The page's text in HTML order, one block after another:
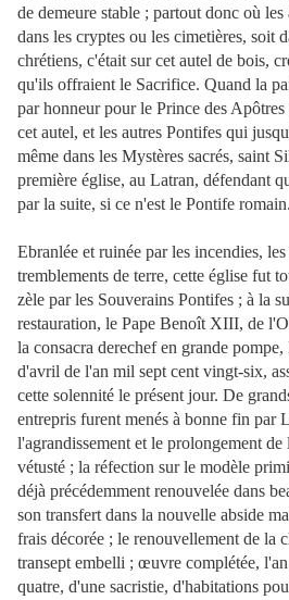
de demeure stable ; partout donc où
dans les cryptes ou les cimetières, soit
chrétiens, c'était sur cet autel de bois,
qu'ils offraient le Sacrifice. Quand la
par honneur pour le Prince des
cet autel, et les autres Pontifes qui
même dans les Mystères sacrés, saint
première église, au Latran, défendant
par la suite, si ce n'est le Pontife romain.
Ebranlée et ruinée par les incendies,
tremblements de terre, cette église fut
zèle par les Souverains Pontifes ; à la
restauration, le Pape Benoît XIII, de
la consacra derechef en grande
d'avril de l'an mil sept cent vingt-six,
cette solennité le présent jour. De
entrepris furent menés à bonne fin par
l'agrandissement et le prolongement
vétusté ; la réfection sur le modèle
déjà précédemment renouvelée dans
son transfert dans la nouvelle abside
frais décorée ; le renouvellement de la
transept embelli ; œuvre complétée,
quatre, d'une sacristie, d'habitations